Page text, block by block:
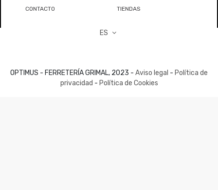
CONTACTO TIENDAS
ES
OPTIMUS - FERRETERÍA GRIMAL, 2023 - Aviso legal - Política de
privacidad - Política de Cookies